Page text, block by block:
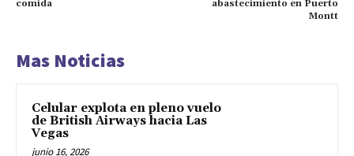
comida
abastecimiento en Puerto
Montt
Mas Noticias
Celular explota en pleno vuelo
de British Airways hacia Las
Vegas
junio 16, 2026